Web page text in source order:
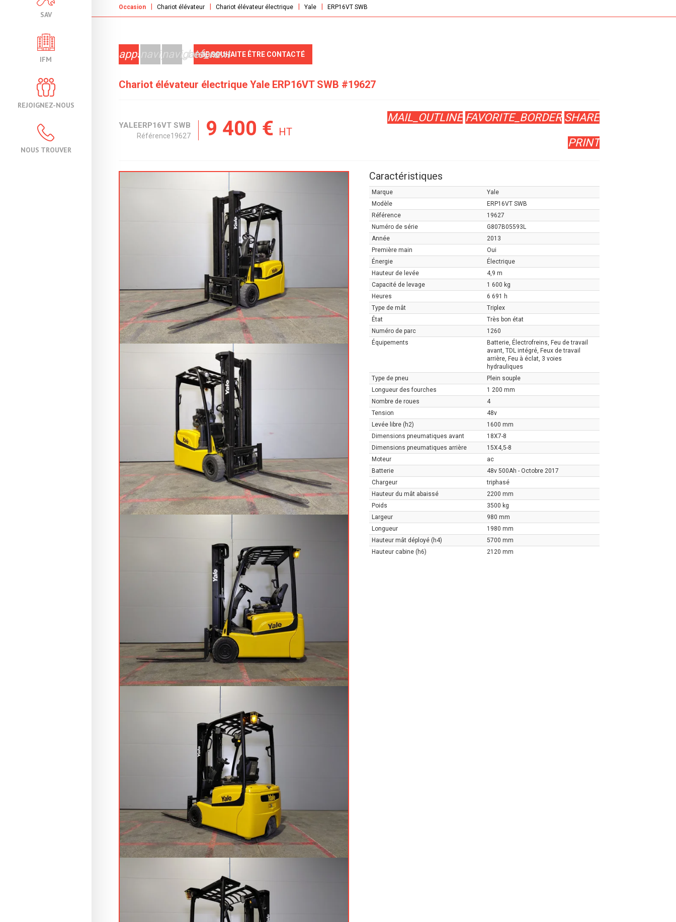
SAV
IFM
REJOIGNEZ-NOUS
NOUS TROUVER
Occasion Chariot élévateur Chariot élévateur électrique Yale ERP16VT SWB
Chariot élévateur électrique Yale ERP16VT SWB #19627
appsnavigate_before
navigate_nextJE SOUHAITE ÊTRE CONTACTÉ
YALEERP16VT SWB
Référence19627 9 400 € HT
FAVORITE_BORDER
MAIL_OUTLINE
SHARE
PRINT
Caractéristiques
Marque
Yale
Modèle
ERP16VT SWB
Référence
19627
Numéro de série
G807B05593L
Année
2013
Première main
Oui
Énergie
Électrique
Hauteur de levée
4,9 m
Capacité de levage
1 600 kg
Heures
6 691 h
Type de mât
Triplex
État
Très bon état
Numéro de parc
1260
Équipements
Batterie, Électrofreins, Feu de travail
avant, TDL intégré, Feux de travail
arrière, Feu à éclat, 3 voies
hydrauliques
Type de pneu
Plein souple
Longueur des fourches
1 200 mm
Nombre de roues
4
Tension
48v
Levée libre (h2)
1600 mm
Dimensions pneumatiques avant
18X7-8
Dimensions pneumatiques arrière
15X4,5-8
Moteur
ac
Batterie
48v 500Ah - Octobre 2017
Chargeur
triphasé
Hauteur du mât abaissé
2200 mm
Poids
3500 kg
Largeur
980 mm
Longueur
1980 mm
Hauteur mât déployé (h4)
5700 mm
Hauteur cabine (h6)
2120 mm